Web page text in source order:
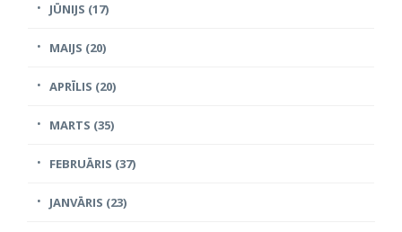
JŪNIJS (17)
MAIJS (20)
APRĪLIS (20)
MARTS (35)
FEBRUĀRIS (37)
JANVĀRIS (23)